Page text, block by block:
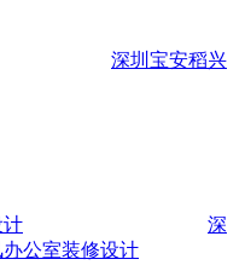
深圳宝安稻兴
计
深
公室装修设计